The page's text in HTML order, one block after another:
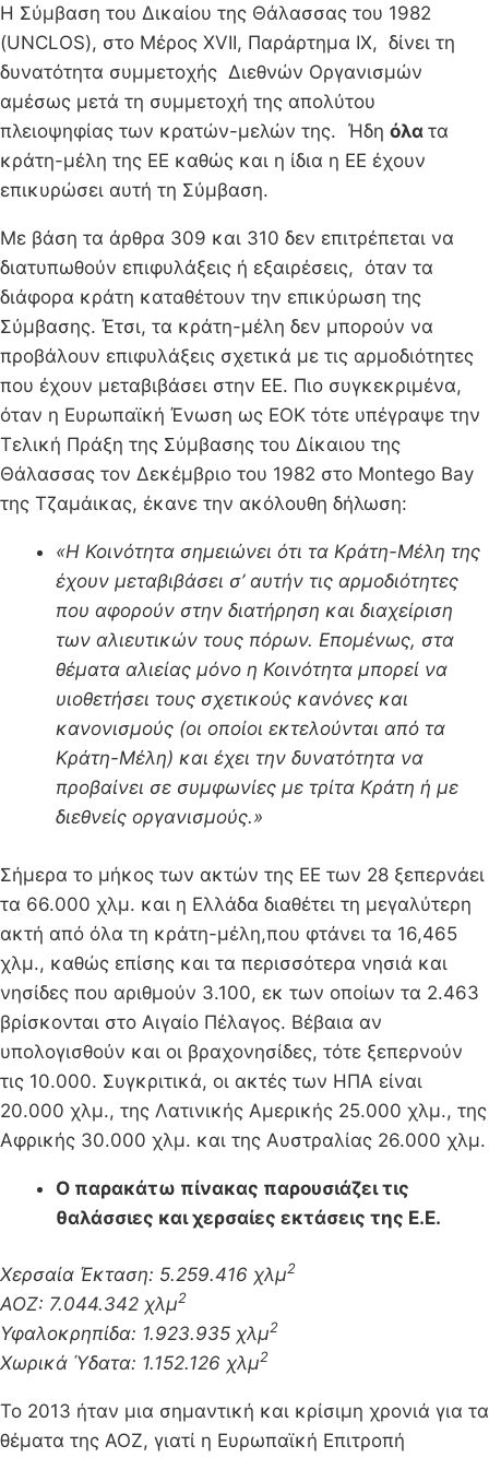
Η Σύμβαση του Δικαίου της Θάλασσας του 1982
(UNCLOS), στο Μέρος XVIΙ, Παράρτημα IX, δίνει τη
δυνατότητα συμμετοχής Διεθνών Οργανισμών
αμέσως μετά τη συμμετοχή της απολύτου
πλειοψηφίας των κρατών-μελών της. Ήδη όλα τα
κράτη-μέλη της ΕΕ καθώς και η ίδια η ΕΕ έχουν
επικυρώσει αυτή τη Σύμβαση.
Με βάση τα άρθρα 309 και 310 δεν επιτρέπεται να
διατυπωθούν επιφυλάξεις ή εξαιρέσεις, όταν τα
διάφορα κράτη καταθέτουν την επικύρωση της
Σύμβασης. Έτσι, τα κράτη-μέλη δεν μπορούν να
προβάλουν επιφυλάξεις σχετικά με τις αρμοδιότητες
που έχουν μεταβιβάσει στην ΕΕ. Πιο συγκεκριμένα,
όταν η Ευρωπαϊκή Ένωση ως ΕΟΚ τότε υπέγραψε την
Τελική Πράξη της Σύμβασης του Δίκαιου της
Θάλασσας τον Δεκέμβριο του 1982 στο Montego Bay
της Τζαμάικας, έκανε την ακόλουθη δήλωση:
«Η Κοινότητα σημειώνει ότι τα Κράτη-Μέλη της
έχουν μεταβιβάσει σ’ αυτήν τις αρμοδιότητες
που αφορούν στην διατήρηση και διαχείριση
των αλιευτικών τους πόρων. Επομένως, στα
θέματα αλιείας μόνο η Κοινότητα μπορεί να
υιοθετήσει τους σχετικούς κανόνες και
κανονισμούς (οι οποίοι εκτελούνται από τα
Κράτη-Μέλη) και έχει την δυνατότητα να
προβαίνει σε συμφωνίες με τρίτα Κράτη ή με
διεθνείς οργανισμούς.»
Σήμερα το μήκος των ακτών της ΕΕ των 28 ξεπερνάει
τα 66.000 χλμ. και η Ελλάδα διαθέτει τη μεγαλύτερη
ακτή από όλα τη κράτη-μέλη,που φτάνει τα 16,465
χλμ., καθώς επίσης και τα περισσότερα νησιά και
νησίδες που αριθμούν 3.100, εκ των οποίων τα 2.463
βρίσκονται στο Αιγαίο Πέλαγος. Βέβαια αν
υπολογισθούν και οι βραχονησίδες, τότε ξεπερνούν
τις 10.000. Συγκριτικά, οι ακτές των ΗΠΑ είναι
20.000 χλμ., της Λατινικής Αμερικής 25.000 χλμ., της
Αφρικής 30.000 χλμ. και της Αυστραλίας 26.000 χλμ.
Ο παρακάτω πίνακας παρουσιάζει τις
θαλάσσιες και χερσαίες εκτάσεις της Ε.Ε.
Χερσαία Έκταση: 5.259.416 χλμ2
ΑΟΖ: 7.044.342 χλμ2
Υφαλοκρηπίδα: 1.923.935 χλμ2
Χωρικά Ύδατα: 1.152.126 χλμ2
Το 2013 ήταν μια σημαντική και κρίσιμη χρονιά για τα
θέματα της ΑΟΖ, γιατί η Ευρωπαϊκή Επιτροπή